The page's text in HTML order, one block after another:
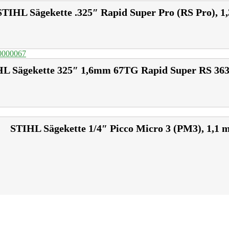
Sägekette .325″ Rapid Super Pro (RS Pro),
Sägekette 325″ 1,6mm 67TG Rapid Super RS
STIHL Sägekette 1/4″ Picco Micro 3 (PM3), 1,1